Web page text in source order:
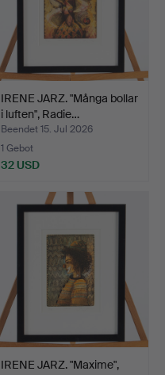
IRENE JARZ. "Många bollar
i luften", Radie…
Beendet 15. Jul 2026
1 Gebot
32 USD
IRENE JARZ. "Maxime",